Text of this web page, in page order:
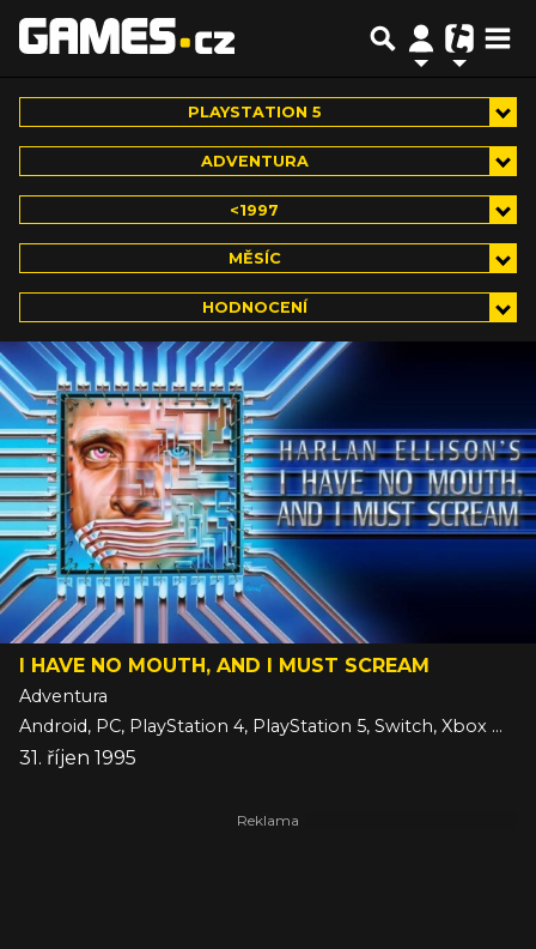
PLAYSTATION 5
ADVENTURA
<1997
MĚSÍC
HODNOCENÍ
I HAVE NO MOUTH, AND I MUST SCREAM
Adventura
Android, PC, PlayStation 4, PlayStation 5, Switch, Xbox One, Xbox Series, iOS
31. říjen 1995